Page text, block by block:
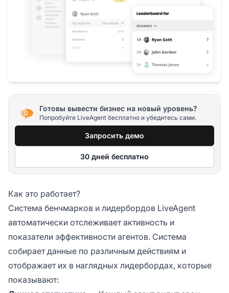
Готовы вывести бизнес на новый уровень?
Попробуйте LiveAgent бесплатно и убедитесь сами.
Запросить демо
30 дней бесплатно
Как это работает?
Система бенчмарков и лидербордов LiveAgent
автоматически отслеживает активность и
показатели эффективности агентов. Система
собирает данные по различным действиям и
отображает их в наглядных лидербордах, которые
показывают: